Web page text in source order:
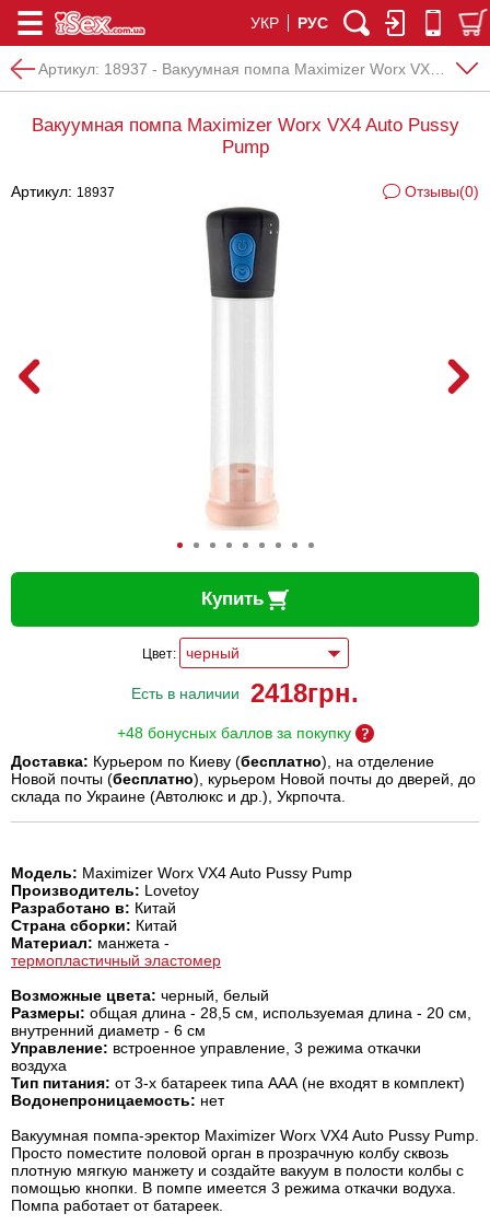
УКР РУС
Артикул: 18937 - Вакуумная помпа Maximizer Worx VX4 Auto Pussy Pump
Вакуумная помпа Maximizer Worx VX4 Auto Pussy
Pump
Артикул: 18937 Отзывы(0)
Купить
Цвет:
Есть в наличии 2418грн.
+48 бонусных баллов за покупку
Доставка: Курьером по Киеву (бесплатно), на отделение
Новой почты (бесплатно), курьером Новой почты до дверей, до
склада по Украине (Автолюкс и др.), Укрпочта.
Модель: Maximizer Worx VX4 Auto Pussy Pump
Производитель: Lovetoy
Разработано в: Китай
Страна сборки: Китай
Материал: манжета -
термопластичный эластомер
Возможные цвета: черный, белый
Размеры: общая длина - 28,5 см, используемая длина - 20 см,
внутренний диаметр - 6 см
Управление: встроенное управление, 3 режима откачки
воздуха
Тип питания: от 3-х батареек типа ААА (не входят в комплект)
Водонепроницаемость: нет
Вакуумная помпа-эректор Maximizer Worx VX4 Auto Pussy Pump.
Просто поместите половой орган в прозрачную колбу сквозь
плотную мягкую манжету и создайте вакуум в полости колбы с
помощью кнопки. В помпе имеется 3 режима откачки водуха.
Помпа работает от батареек.